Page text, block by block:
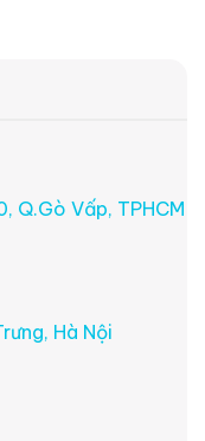
Q.Gò Vấp, TPHCM
Hà Nội